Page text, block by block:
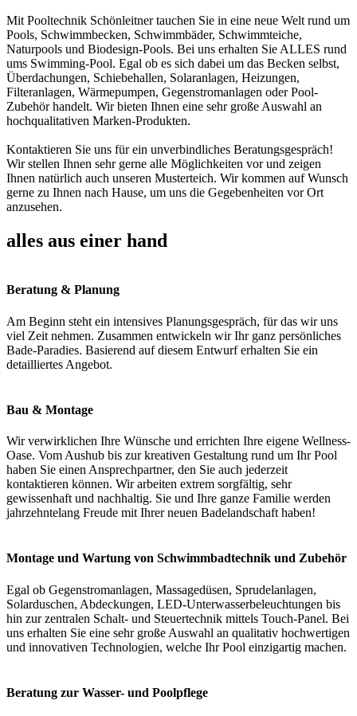
Mit Pooltechnik Schönleitner tauchen Sie in eine neue Welt rund um
Pools, Schwimmbecken, Schwimmbäder, Schwimmteiche,
Naturpools und Biodesign-Pools. Bei uns erhalten Sie ALLES rund
ums Swimming-Pool. Egal ob es sich dabei um das Becken selbst,
Überdachungen, Schiebehallen, Solaranlagen, Heizungen,
Filteranlagen, Wärmepumpen, Gegenstromanlagen oder Pool-
Zubehör handelt. Wir bieten Ihnen eine sehr große Auswahl an
hochqualitativen Marken-Produkten.
Kontaktieren Sie uns für ein unverbindliches Beratungsgespräch!
Wir stellen Ihnen sehr gerne alle Möglichkeiten vor und zeigen
Ihnen natürlich auch unseren Musterteich. Wir kommen auf Wunsch
gerne zu Ihnen nach Hause, um uns die Gegebenheiten vor Ort
anzusehen.
alles aus einer hand
Beratung & Planung
Am Beginn steht ein intensives Planungsgespräch, für das wir uns
viel Zeit nehmen. Zusammen entwickeln wir Ihr ganz persönliches
Bade-Paradies. Basierend auf diesem Entwurf erhalten Sie ein
detailliertes Angebot.
Bau & Montage
Wir verwirklichen Ihre Wünsche und errichten Ihre eigene Wellness-
Oase. Vom Aushub bis zur kreativen Gestaltung rund um Ihr Pool
haben Sie einen Ansprechpartner, den Sie auch jederzeit
kontaktieren können. Wir arbeiten extrem sorgfältig, sehr
gewissenhaft und nachhaltig. Sie und Ihre ganze Familie werden
jahrzehntelang Freude mit Ihrer neuen Badelandschaft haben!
Montage und Wartung von Schwimmbadtechnik und Zubehör
Egal ob Gegenstromanlagen, Massagedüsen, Sprudelanlagen,
Solarduschen, Abdeckungen, LED-Unterwasserbeleuchtungen bis
hin zur zentralen Schalt- und Steuertechnik mittels Touch-Panel. Bei
uns erhalten Sie eine sehr große Auswahl an qualitativ hochwertigen
und innovativen Technologien, welche Ihr Pool einzigartig machen.
Beratung zur Wasser- und Poolpflege